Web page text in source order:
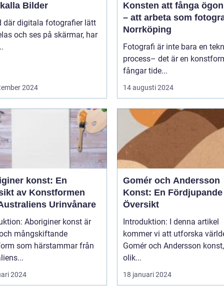
Bilder
där digitala fotografier lätt
och ses på skärmar, har
2024
Konsten att fånga
– att arbeta som
Norrköping
Fotografi är inte bara en
process– det är en
fångar tide...
14 augusti 2024
konst: En
av Konstformen
Urinvånare
Aboriginer konst är
mångskiftande
som härstammar från
2024
Gomér och Andersson
Konst: En Fördjupande
Översikt
Introduktion: I denna artikel
kommer vi att utforska
Gomér och Andersson
olik...
18 januari 2024